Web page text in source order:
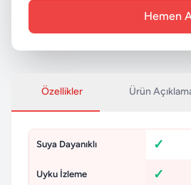
Hemen
Özellikler Ürün
Suya Dayanıklı
Uyku İzleme